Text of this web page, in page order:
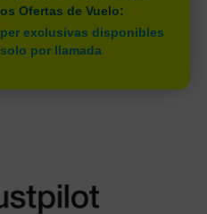
Ofertas de Vuelo:
exclusivas disponibles
solo por llamada